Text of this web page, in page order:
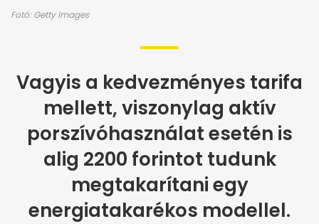
Fotó: Getty Images
Vagyis a kedvezményes tarifa
mellett, viszonylag aktív
porszívóhasználat esetén is
alig 2200 forintot tudunk
megtakarítani egy
energiatakarékos modellel.